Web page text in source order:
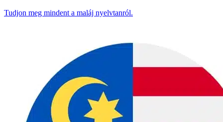
Tudjon meg mindent a maláj nyelvtanról.